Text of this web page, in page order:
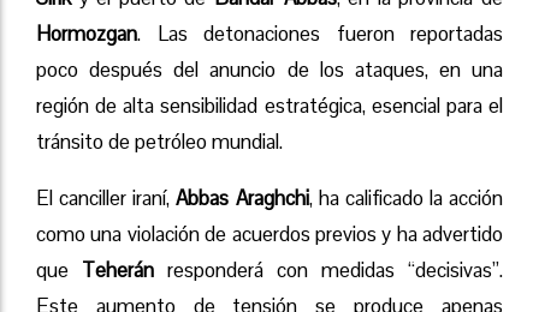
Hormozgan. Las detonaciones fueron reportadas
poco después del anuncio de los ataques, en una
región de alta sensibilidad estratégica, esencial para el
tránsito de petróleo mundial.
El canciller iraní,Abbas Araghchi, ha calificado la acción
como una violación de acuerdos previos y ha advertido
que Teherán responderá con medidas “decisivas”.
Este aumento de tensión se produce apenas